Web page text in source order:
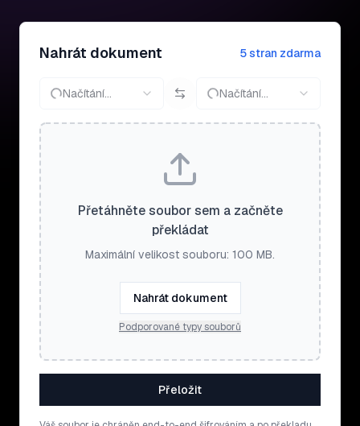
Nahrát dokument 5 stran zdarma
Načítání… Načítání…
Přetáhněte soubor sem a začněte
překládat
Maximální velikost souboru: 100 MB.
Nahrát dokument
Podporované typy souborů
Přeložit